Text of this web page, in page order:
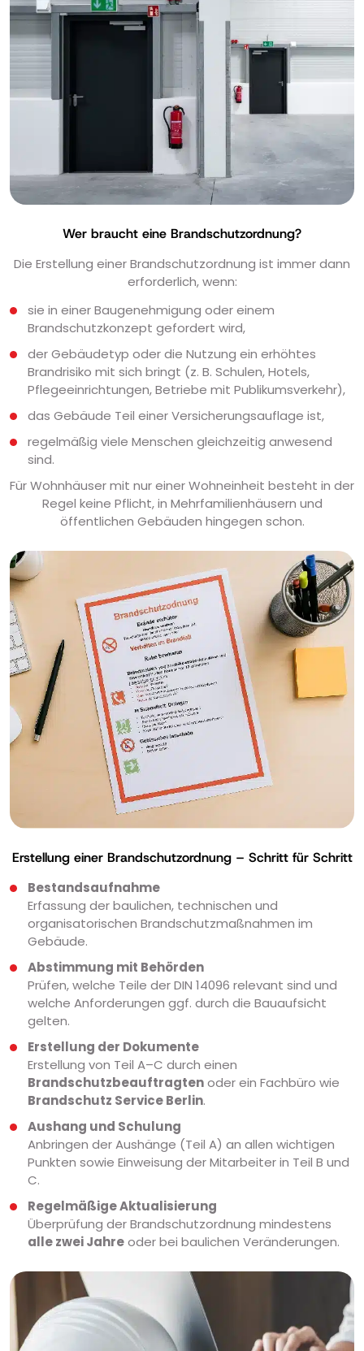
Wer braucht eine Brandschutzordnung?
Die Erstellung einer Brandschutzordnung ist immer dann
erforderlich, wenn:
sie in einer Baugenehmigung oder einem
Brandschutzkonzept gefordert wird,
der Gebäudetyp oder die Nutzung ein erhöhtes
Brandrisiko mit sich bringt (z. B. Schulen, Hotels,
Pflegeeinrichtungen, Betriebe mit Publikumsverkehr),
das Gebäude Teil einer Versicherungsauflage ist,
regelmäßig viele Menschen gleichzeitig anwesend
sind.
Für Wohnhäuser mit nur einer Wohneinheit besteht in der
Regel keine Pflicht, in Mehrfamilienhäusern und
öffentlichen Gebäuden hingegen schon.
Erstellung einer Brandschutzordnung – Schritt für Schritt
Bestandsaufnahme
Erfassung der baulichen, technischen und
organisatorischen Brandschutzmaßnahmen im
Gebäude.
Abstimmung mit Behörden
Prüfen, welche Teile der DIN 14096 relevant sind und
welche Anforderungen ggf. durch die Bauaufsicht
gelten.
Erstellung der Dokumente
Erstellung von Teil A–C durch einen
Brandschutzbeauftragtenoder ein Fachbüro wie
Brandschutz Service Berlin.
Aushang und Schulung
Anbringen der Aushänge (Teil A) an allen wichtigen
Punkten sowie Einweisung der Mitarbeiter in Teil B und
C.
Regelmäßige Aktualisierung
Überprüfung der Brandschutzordnung mindestens
alle zwei Jahreoder bei baulichen Veränderungen.